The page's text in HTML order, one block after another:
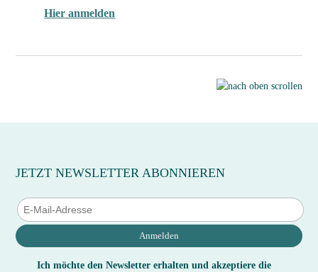
Hier anmelden
JETZT NEWSLETTER ABONNIEREN
Anmelden
Ich möchte den Newsletter erhalten und akzeptiere die